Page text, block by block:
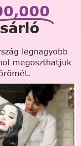
legnagyobb
megoszthatjuk